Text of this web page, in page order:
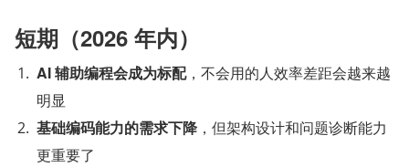
短期（2026 年内）
AI 辅助编程会成为标配，不会用的人效率差距会越来越
明显
基础编码能力的需求下降 ，但架构设计和问题诊断能力
更重要了